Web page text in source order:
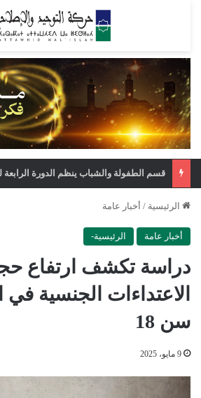
قسم الطفولة والشباب ينظم الدورة الرابعة
الرئيسية / أخبار عامة
أخبار عامة الرئيسية-
دراسة تكشف ارتفاع
الاعتداءات الجنسية في
سن 18
9 مايو، 2025